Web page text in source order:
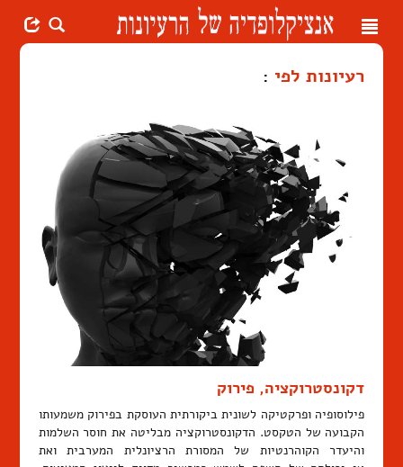
Toggle
רעיונות לפי :
דקונסטרוקציה, פירוק
פילוסופיה ופרקטיקה לשונית ביקורתית העוסקת בפירוק משמעותו
הקבועה של הטקסט. הדקונסטרוקציה מבליטה את חוסר השלמות
והיעדר הקוהרנטיות של המסורת הרציונלית המערבית ואת